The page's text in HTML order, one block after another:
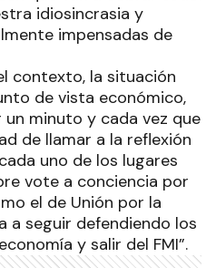
idiosincrasia y
impensadas de
contexto, la situación
de vista económico,
minuto y cada vez que
de llamar a la reflexión
uno de los lugares
vote a conciencia por
el de Unión por la
a seguir defendiendo los
y salir del FMI”.